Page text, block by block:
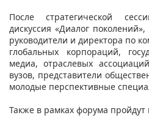
После стратегической
дискуссия «Диалог
руководители и директора по
глобальных корпораций,
медиа, отраслевых
вузов, представители
молодые перспективные
Также в рамках форума пройдут